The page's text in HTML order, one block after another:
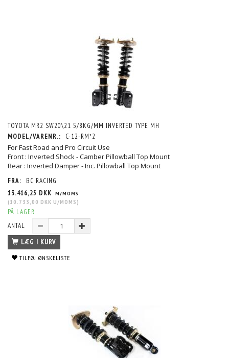
TOYOTA MR2 SW20\21 5/8KG/MM INVERTED TYPE MH
MODEL/VARENR.:
C-12-RM*2
For Fast Road and Pro Circuit Use
Front : Inverted Shock - Camber Pillowball Top Mount
Rear : Inverted Damper - Inc. Pillowball Top Mount
FRA:
BC RACING
13.416,25 DKK M/MOMS
(10.733,00 DKK U/MOMS )
PÅ LAGER
ANTAL
LÆG I KURV
TILFØJ ØNSKELISTE